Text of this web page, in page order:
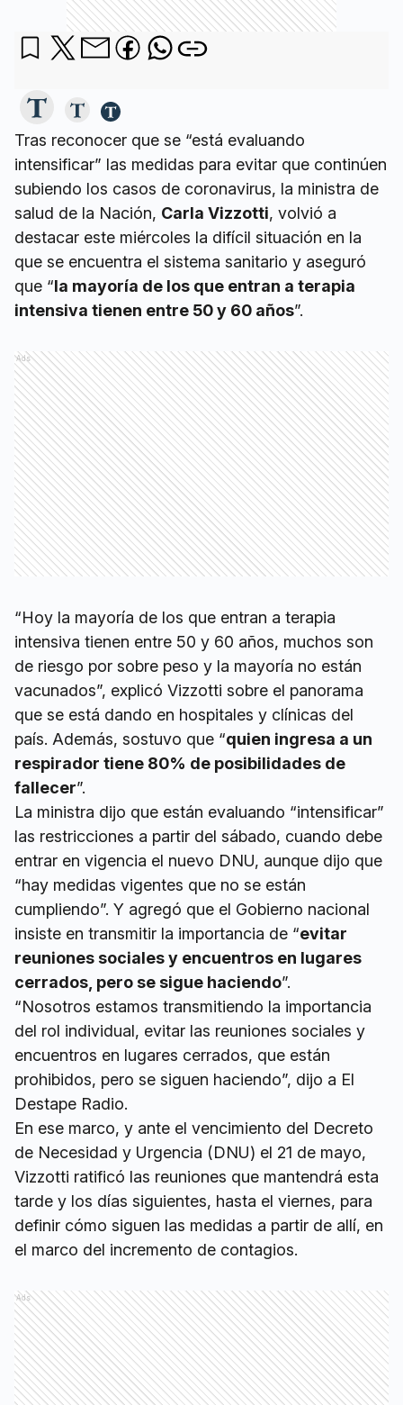
Tras reconocer que se “está evaluando
intensificar” las medidas para evitar que continúen
subiendo los casos de coronavirus, la ministra de
salud de la Nación, Carla Vizzotti, volvió a
destacar este miércoles la difícil situación en la
que se encuentra el sistema sanitario y aseguró
que “la mayoría de los que entran a terapia
intensiva tienen entre 50 y 60 años”.
Ads
“Hoy la mayoría de los que entran a terapia
intensiva tienen entre 50 y 60 años, muchos son
de riesgo por sobre peso y la mayoría no están
vacunados”, explicó Vizzotti sobre el panorama
que se está dando en hospitales y clínicas del
país. Además, sostuvo que “quien ingresa a un
respirador tiene 80% de posibilidades de
fallecer”.
La ministra dijo que están evaluando “intensificar”
las restricciones a partir del sábado, cuando debe
entrar en vigencia el nuevo DNU, aunque dijo que
“hay medidas vigentes que no se están
cumpliendo”. Y agregó que el Gobierno nacional
insiste en transmitir la importancia de “evitar
reuniones sociales y encuentros en lugares
cerrados, pero se sigue haciendo”.
“Nosotros estamos transmitiendo la importancia
del rol individual, evitar las reuniones sociales y
encuentros en lugares cerrados, que están
prohibidos, pero se siguen haciendo”, dijo a El
Destape Radio.
En ese marco, y ante el vencimiento del Decreto
de Necesidad y Urgencia (DNU) el 21 de mayo,
Vizzotti ratificó las reuniones que mantendrá esta
tarde y los días siguientes, hasta el viernes, para
definir cómo siguen las medidas a partir de allí, en
el marco del incremento de contagios.
Ads